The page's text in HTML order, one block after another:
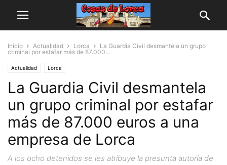
Inicio Actualidad Lorca
La Guardia Civil desmantela un grupo
criminal por estafar más de 87.000...
Actualidad Lorca
La Guardia Civil desmantela
un grupo criminal por estafar
más de 87.000 euros a una
empresa de Lorca
A los ocho detenidos se les atribuye la presunta autoría de